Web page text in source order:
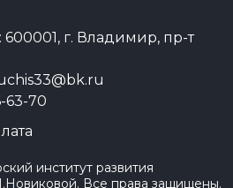
г. Владимир, пр-т
63-70
институт развития
Все права защищены.